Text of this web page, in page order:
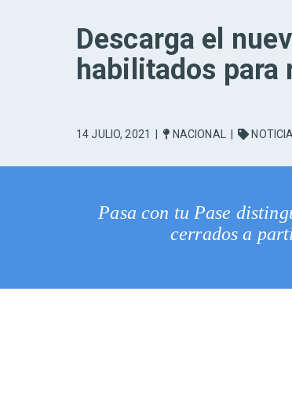
Descarga el
habilitados
14 JULIO, 2021 NACIONAL
Pasa con tu Pase
cerrados a